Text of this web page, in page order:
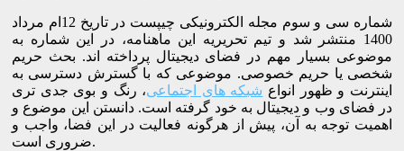
شماره سی و سوم مجله الکترونیکی چیپست در تاریخ 12ام مرداد
1400 منتشر شد و تیم تحریریه این ماهنامه، در این شماره به
موضوعی بسیار مهم در فضای دیجیتال پرداخته اند. بحث حریم
شخصی یا حریم خصوصی. موضوعی که با گسترش دسترسی به
اینترنت و ظهور انواع شبکه های اجتماعی، رنگ و بوی جدی تری
در فضای وب و دیجیتال به خود گرفته است. دانستن این موضوع و
اهمیت توجه به آن، پیش از هرگونه فعالیت در این فضا، واجب و
ضروری است.